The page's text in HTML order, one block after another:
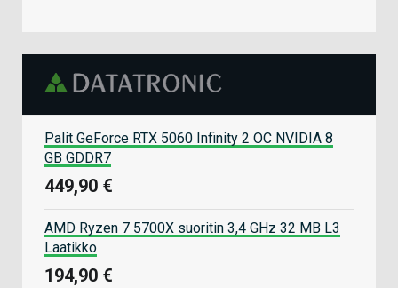
Palit GeForce RTX 5060 Infinity 2 OC NVIDIA 8
GB GDDR7
449,90 €
AMD Ryzen 7 5700X suoritin 3,4 GHz 32 MB L3
Laatikko
194,90 €